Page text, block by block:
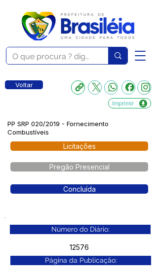
Voltar
Imprimir
PP SRP 020/2019 - Fornecimento
Combustíveis
Licitações
Pregão Presencial
Concluída
Número do Diário:
12576
Página da Publicação: